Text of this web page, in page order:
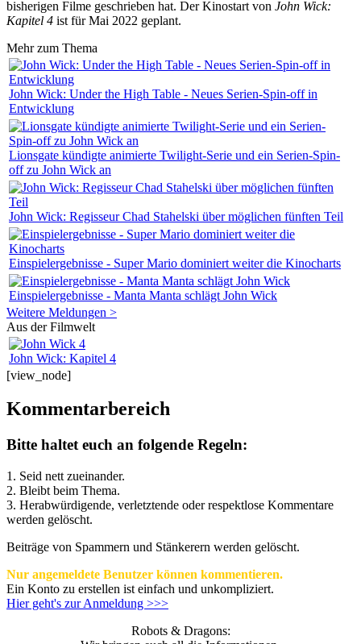
bisherigen Filme geschrieben hat. Der Kinostart von John Wick:
Kapitel 4 ist für Mai 2022 geplant.
Mehr zum Thema
John Wick: Under the High Table - Neues Serien-Spin-off in
Entwicklung
Lionsgate kündigte animierte Twilight-Serie und ein Serien-Spin-
off zu John Wick an
John Wick: Regisseur Chad Stahelski über möglichen fünften Teil
Einspielergebnisse - Super Mario dominiert weiter die Kinocharts
Einspielergebnisse - Manta Manta schlägt John Wick
Weitere Meldungen >
Aus der Filmwelt
John Wick: Kapitel 4
[view_node]
Kommentarbereich
Bitte haltet euch an folgende Regeln:
1. Seid nett zueinander.
2. Bleibt beim Thema.
3. Herabwürdigende, verletztende oder respektlose Kommentare
werden gelöscht.
Beiträge von Spammern und Stänkerern werden gelöscht.
Nur angemeldete Benutzer können kommentieren.
Ein Konto zu erstellen ist einfach und unkompliziert.
Hier geht's zur Anmeldung >>>
Robots & Dragons: